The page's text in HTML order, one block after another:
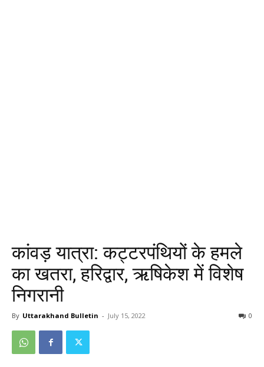
कांवड़ यात्रा: कट्टरपंथियों के हमले
का खतरा, हरिद्वार, ऋषिकेश में विशेष
निगरानी
By Uttarakhand Bulletin - July 15, 2022 0